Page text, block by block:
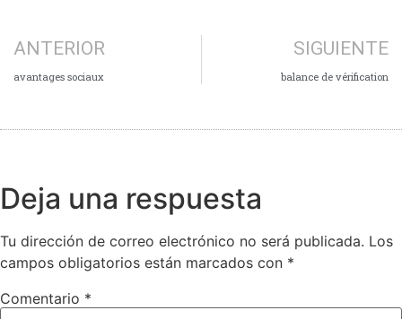
ANTERIOR
avantages sociaux
SIGUIENTE
balance de vérification
Deja una respuesta
Tu dirección de correo electrónico no será publicada. Los
campos obligatorios están marcados con *
Comentario *